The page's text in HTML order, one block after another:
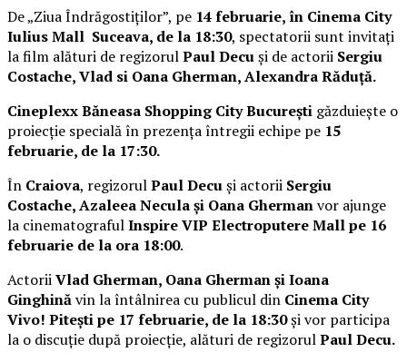
De „Ziua Îndrăgostiților”, pe 14 februarie, în Cinema City
Iulius Mall Suceava, de la 18:30, spectatorii sunt invitați
la film alături de regizorulPaul Decuși de actorii Sergiu
Costache, Vlad si Oana Gherman, Alexandra Răduță.
Cineplexx Băneasa Shopping City București găzduiește o
proiecție specială în prezența întregii echipe pe 15
februarie, de la 17:30.
În Craiova, regizorulPaul Decuși actorii Sergiu
Costache, Azaleea Necula și Oana Ghermanvor ajunge
la cinematografulInspire VIP Electroputere Mall pe 16
februarie de la ora 18:00.
ActoriiVlad Gherman, Oana Gherman și Ioana
Ginghinăvin la întâlnirea cu publicul din Cinema City
Vivo! Pitești pe 17 februarie, de la 18:30și vor participa
la o discuție după proiecție, alături de regizorulPaul Decu.